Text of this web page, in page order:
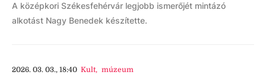
A középkori Székesfehérvár legjobb ismerőjét mintázó
alkotást Nagy Benedek készítette.
2026. 03. 03., 18:40 Kult, múzeum